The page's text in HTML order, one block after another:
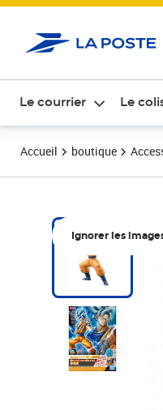
Le courrier Le
Accueil boutique
Ignorer les